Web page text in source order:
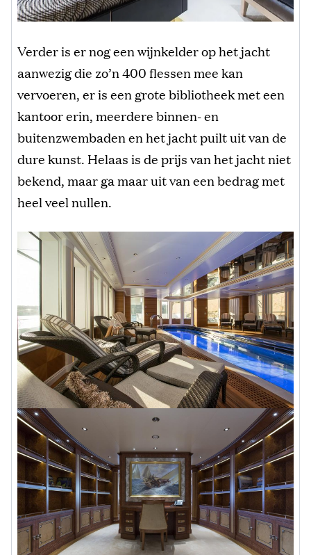
Verder is er nog een wijnkelder op het jacht
aanwezig die zo’n 400 flessen mee kan
vervoeren, er is een grote bibliotheek met een
kantoor erin, meerdere binnen- en
buitenzwembaden en het jacht puilt uit van de
dure kunst. Helaas is de prijs van het jacht niet
bekend, maar ga maar uit van een bedrag met
heel veel nullen.